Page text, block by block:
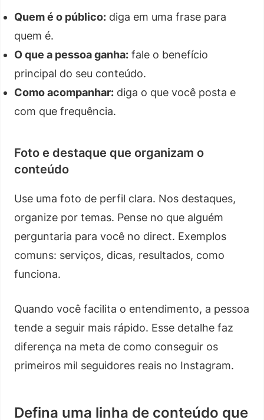
Quem é o público: diga em uma frase para
quem é.
O que a pessoa ganha: fale o benefício
principal do seu conteúdo.
Como acompanhar: diga o que você posta e
com que frequência.
Foto e destaque que organizam o
conteúdo
Use uma foto de perfil clara. Nos destaques,
organize por temas. Pense no que alguém
perguntaria para você no direct. Exemplos
comuns: serviços, dicas, resultados, como
funciona.
Quando você facilita o entendimento, a pessoa
tende a seguir mais rápido. Esse detalhe faz
diferença na meta de como conseguir os
primeiros mil seguidores reais no Instagram.
Defina uma linha de conteúdo que